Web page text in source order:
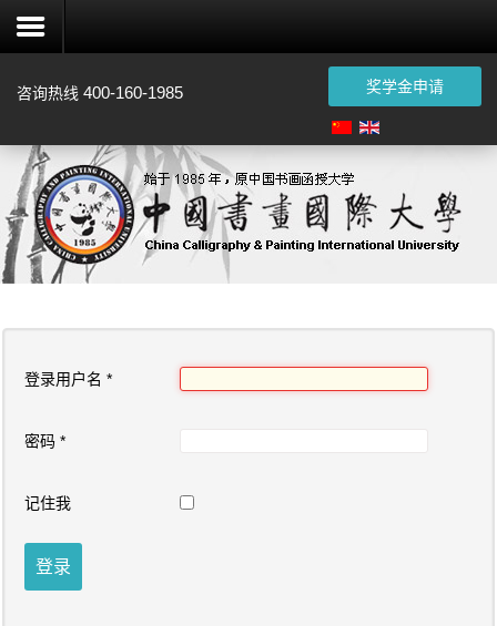
首
页
招
生
认
活
校
友
咨询热线400-160-1985 奖学金申请
登录用户名 *
密码 *
记住我
登录